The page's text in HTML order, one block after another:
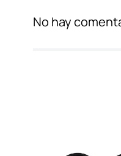
No hay